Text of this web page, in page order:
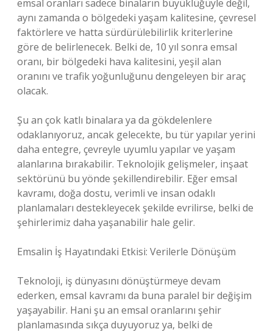
emsal oranları sadece binaların büyüklüğüyle değil,
aynı zamanda o bölgedeki yaşam kalitesine, çevresel
faktörlere ve hatta sürdürülebilirlik kriterlerine
göre de belirlenecek. Belki de, 10 yıl sonra emsal
oranı, bir bölgedeki hava kalitesini, yeşil alan
oranını ve trafik yoğunluğunu dengeleyen bir araç
olacak.
Şu an çok katlı binalara ya da gökdelenlere
odaklanıyoruz, ancak gelecekte, bu tür yapılar yerini
daha entegre, çevreyle uyumlu yapılar ve yaşam
alanlarına bırakabilir. Teknolojik gelişmeler, inşaat
sektörünü bu yönde şekillendirebilir. Eğer emsal
kavramı, doğa dostu, verimli ve insan odaklı
planlamaları destekleyecek şekilde evrilirse, belki de
şehirlerimiz daha yaşanabilir hale gelir.
Emsalin İş Hayatındaki Etkisi: Verilerle Dönüşüm
Teknoloji, iş dünyasını dönüştürmeye devam
ederken, emsal kavramı da buna paralel bir değişim
yaşayabilir. Hani şu an emsal oranlarını şehir
planlamasında sıkça duyuyoruz ya, belki de